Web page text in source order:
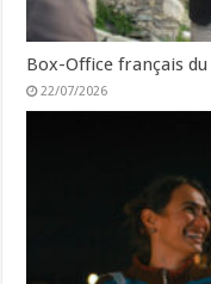
Box-Office français
22/07/2026